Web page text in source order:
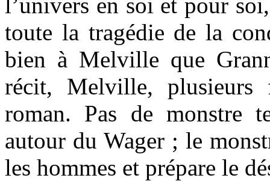
toute la tragédie de la
bien à Melville que
récit, Melville,
roman. Pas de monstre
autour du Wager ; le
les hommes et prépare le